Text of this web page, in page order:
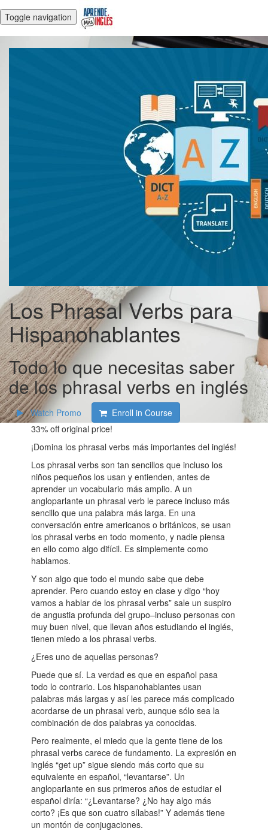
Toggle navigation
Los Phrasal Verbs para
Hispanohablantes
Todo lo que necesitas saber
de los phrasal verbs en inglés
Watch Promo
Enroll in Course
33% off original price!
¡Domina los phrasal verbs más importantes del inglés!
Los phrasal verbs son tan sencillos que incluso los
niños pequeños los usan y entienden, antes de
aprender un vocabulario más amplio. A un
angloparlante un phrasal verb le parece incluso más
sencillo que una palabra más larga. En una
conversación entre americanos o británicos, se usan
los phrasal verbs en todo momento, y nadie piensa
en ello como algo difícil. Es simplemente como
hablamos.
Y son algo que todo el mundo sabe que debe
aprender. Pero cuando estoy en clase y digo “hoy
vamos a hablar de los phrasal verbs” sale un suspiro
de angustia profunda del grupo–incluso personas con
muy buen nivel, que llevan años estudiando el inglés,
tienen miedo a los phrasal verbs.
¿Eres uno de aquellas personas?
Puede que sí. La verdad es que en español pasa
todo lo contrario. Los hispanohablantes usan
palabras más largas y así les parece más complicado
acordarse de un phrasal verb, aunque sólo sea la
combinación de dos palabras ya conocidas.
Pero realmente, el miedo que la gente tiene de los
phrasal verbs carece de fundamento. La expresión en
inglés “get up” sigue siendo más corto que su
equivalente en español, “levantarse”. Un
angloparlante en sus primeros años de estudiar el
español diría: “¿Levantarse? ¿No hay algo más
corto? ¡Es que son cuatro sílabas!” Y además tiene
un montón de conjugaciones.